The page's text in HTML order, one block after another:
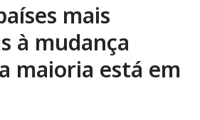
mais
à mudança
maioria está em